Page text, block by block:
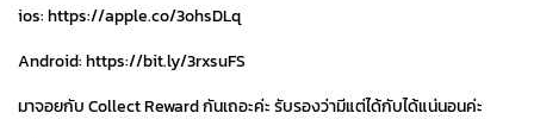
ios: https://apple.co/3ohsDLq
Android: https://bit.ly/3rxsuFS
มาจอยกับ Collect Reward กันเถอะค่ะ รับรองว่ามีแต่ได้กับได้แน่นอนค่ะ